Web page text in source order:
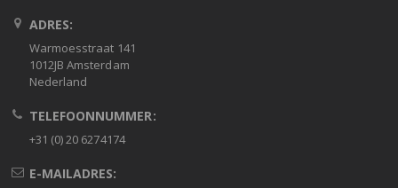
ADRES:
Warmoesstraat 141
1012JB Amsterdam
Nederland
TELEFOONNUMMER:
+31 (0) 20 6274174
E-MAILADRES: